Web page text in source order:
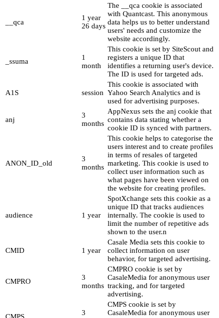
__qca
1 year
26 days
The __qca cookie is associated
with Quantcast. This anonymous
data helps us to better understand
users' needs and customize the
website accordingly.
_ssuma
1
month
This cookie is set by SiteScout and
registers a unique ID that
identifies a returning user's device.
The ID is used for targeted ads.
A1S session
This cookie is associated with
Yahoo Search Analytics and is
used for advertising purposes.
anj
3
months
AppNexus sets the anj cookie that
contains data stating whether a
cookie ID is synced with partners.
ANON_ID_old
3
months
This cookie helps to categorise the
users interest and to create profiles
in terms of resales of targeted
marketing. This cookie is used to
collect user information such as
what pages have been viewed on
the website for creating profiles.
audience 1 year
SpotXchange sets this cookie as a
unique ID that tracks audiences
internally. The cookie is used to
limit the number of repetitive ads
shown to the user.n
CMID 1 year
Casale Media sets this cookie to
collect information on user
behavior, for targeted advertising.
CMPRO
3
months
CMPRO cookie is set by
CasaleMedia for anonymous user
tracking, and for targeted
advertising.
3
CMPS cookie is set by
CasaleMedia for anonymous user